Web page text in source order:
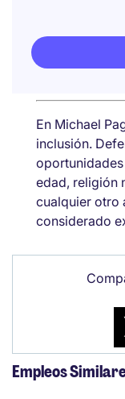
En Michael
inclusión.
edad, religión
cualquier otro
considerado
Empleos